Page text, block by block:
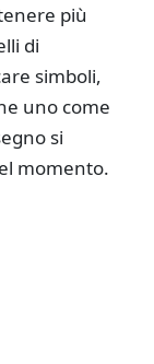
più
di
simboli,
uno come
si
momento.